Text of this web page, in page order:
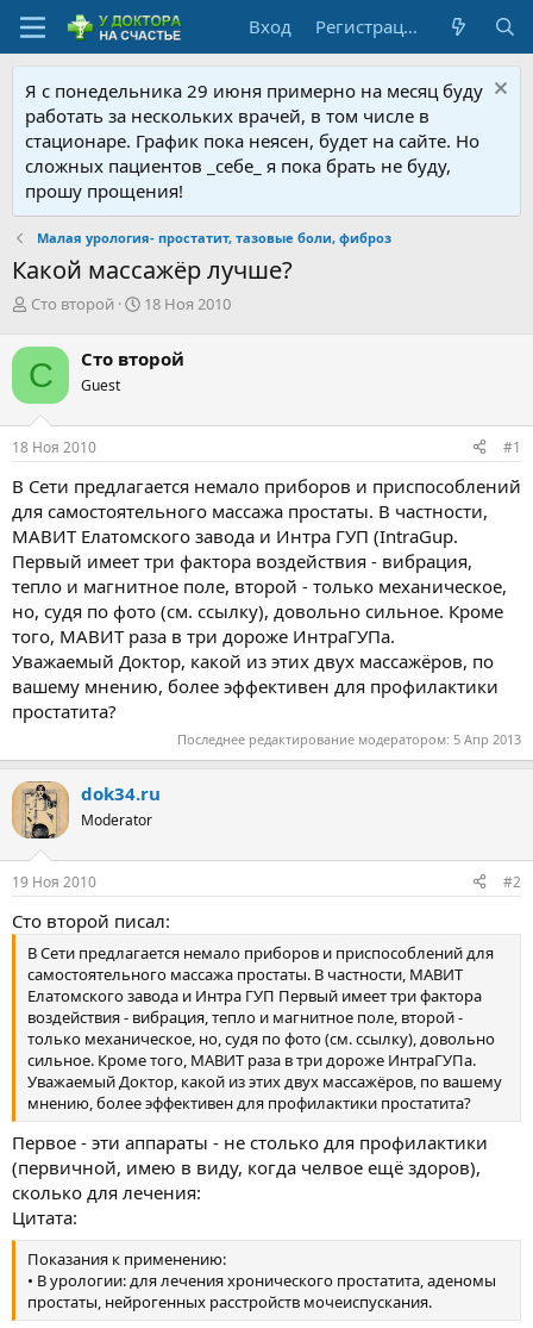
Вход Регистрация
Я с понедельника 29 июня примерно на месяц буду
работать за нескольких врачей, в том числе в
стационаре. График пока неясен, будет на сайте. Но
сложных пациентов _себе_ я пока брать не буду,
прошу прощения!
Малая урология- простатит, тазовые боли, фиброз
Какой массажёр лучше?
А
т
о
р
т
е
м
Сто второй
Д
а
ч
а
18 Ноя 2010
С Сто второй
Guest
18 Ноя 2010 #1
В Сети предлагается немало приборов и приспособлений
для самостоятельного массажа простаты. В частности,
МАВИТ Елатомского завода и Интра ГУП (IntraGup.
Первый имеет три фактора воздействия - вибрация,
тепло и магнитное поле, второй - только механическое,
но, судя по фото (см. ссылку), довольно сильное. Кроме
того, МАВИТ раза в три дороже ИнтраГУПа.
Уважаемый Доктор, какой из этих двух массажёров, по
вашему мнению, более эффективен для профилактики
простатита?
Последнее редактирование модератором: 5 Апр 2013
dok34.ru
Moderator
19 Ноя 2010 #2
Сто второй писал:
В Сети предлагается немало приборов и приспособлений для
самостоятельного массажа простаты. В частности, МАВИТ
Елатомского завода и Интра ГУП Первый имеет три фактора
воздействия - вибрация, тепло и магнитное поле, второй -
только механическое, но, судя по фото (см. ссылку), довольно
сильное. Кроме того, МАВИТ раза в три дороже ИнтраГУПа.
Уважаемый Доктор, какой из этих двух массажёров, по вашему
мнению, более эффективен для профилактики простатита?
Первое - эти аппараты - не столько для профилактики
(первичной, имею в виду, когда челвое ещё здоров),
сколько для лечения:
Цитата:
Показания к применению:
• В урологии: для лечения хронического простатита, аденомы
простаты, нейрогенных расстройств мочеиспускания.